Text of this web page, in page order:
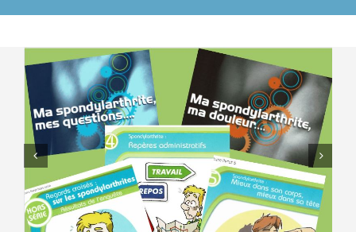
La recherche médicale
Espace soignants
Actualités
Nous rejoindre